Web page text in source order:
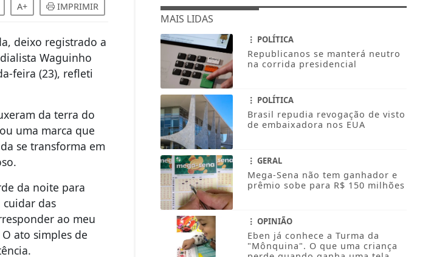
A+ IMPRIMIR
deixo registrado a
Waguinho
feira (23), refleti
da terra do
uma marca que
se transforma em
da noite para
cuidar das
ao meu
ato simples de
MAIS LIDAS
POLÍTICA
Republicanos se manterá neutro
na corrida presidencial
POLÍTICA
Brasil repudia revogação de visto
de embaixadora nos EUA
GERAL
Mega-Sena não tem ganhador e
prêmio sobe para R$ 150 milhões
OPINIÃO
Eben já conhece a Turma da
"Mônquina". O que uma criança